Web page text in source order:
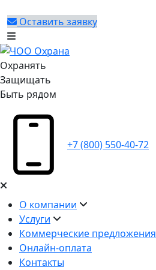
Оставить заявку
Охранять
Защищать
Быть рядом
+7 (800) 550-40-72
О компании
Услуги
Коммерческие предложения
Онлайн-оплата
Контакты